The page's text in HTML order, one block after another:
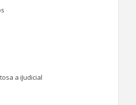
a iJudicial